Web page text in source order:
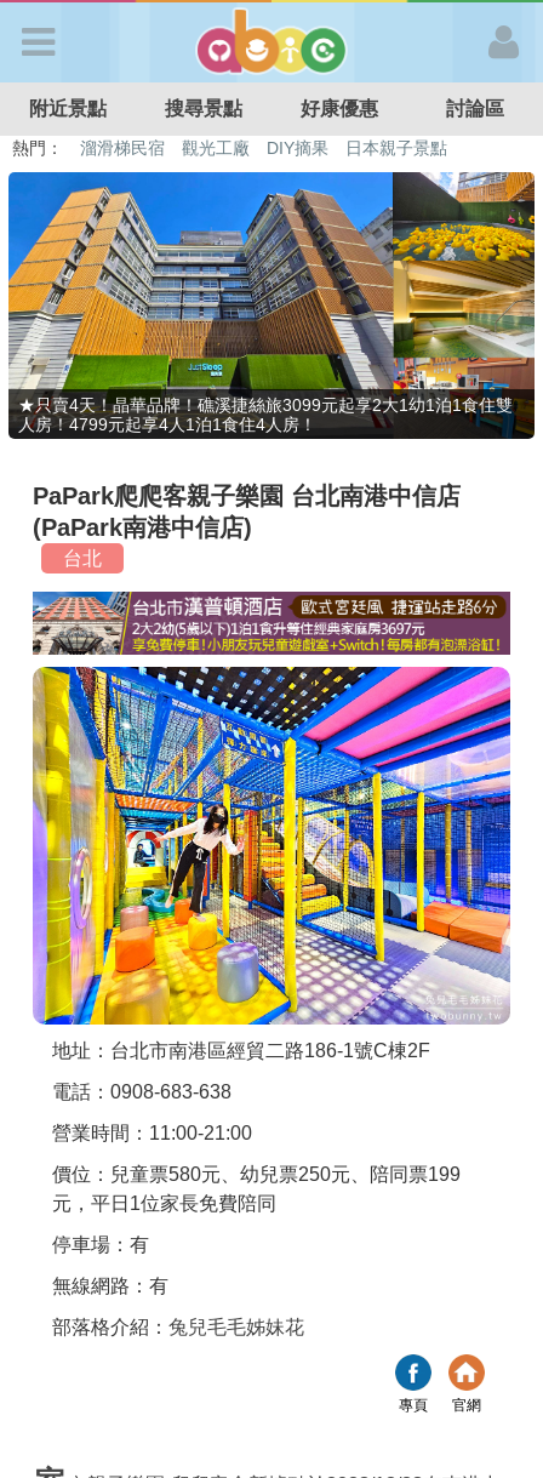
APP登入
首 頁
搜尋景點
好康優惠
最新消息
最新留言
商家合作
推薦景點
討論區
聯絡我們
APP下載
附近景點 搜尋景點 好康優惠 討論區
熱門： 溜滑梯民宿 觀光工廠 DIY摘果
日本親子景點
特色遊戲場
親子住房優惠 台北親子餐廳 溫泉泡湯SPA
★只賣4天！晶華品牌！礁溪捷絲旅3099元起享2大1幼1泊1食住雙
人房！4799元起享4人1泊1食住4人房！
PaPark爬爬客親子樂園 台北南港中信店
(PaPark南港中信店)
台北
地址：台北市南港區經貿二路186-1號C棟2F
電話：0908-683-638
營業時間：11:00-21:00
價位：兒童票580元、幼兒票250元、陪同票199
元，平日1位家長免費陪同
停車場：有
無線網路：有
部落格介紹： 兔兒毛毛姊妹花
專頁 官網